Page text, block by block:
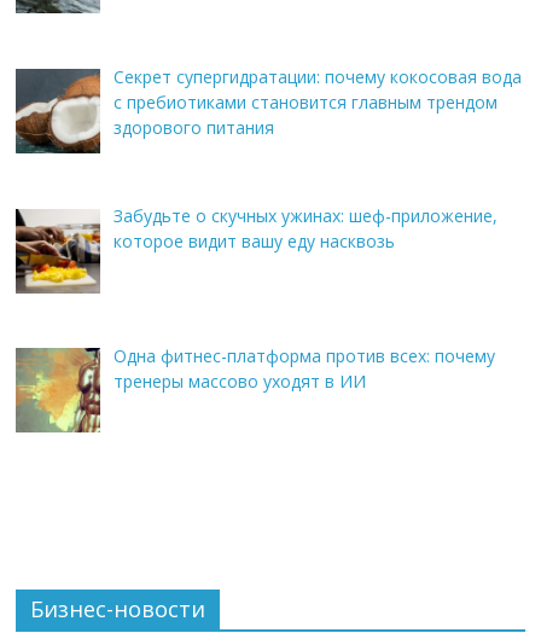
Секрет супергидратации: почему кокосовая вода
с пребиотиками становится главным трендом
здорового питания
Забудьте о скучных ужинах: шеф-приложение,
которое видит вашу еду насквозь
Одна фитнес-платформа против всех: почему
тренеры массово уходят в ИИ
Бизнес-новости